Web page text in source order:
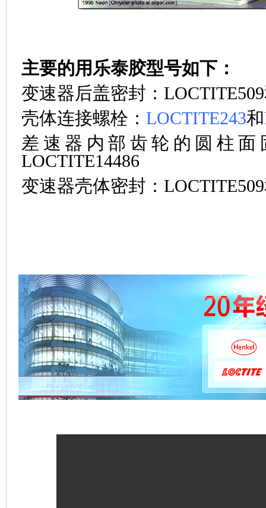
主要的用乐泰胶型号如下：
变速器后盖密封：LOCTITE509
壳体连接螺栓： LOCTITE243和
差速器内部齿轮的圆柱面
LOCTITE14486
变速器壳体密封：LOCTITE509